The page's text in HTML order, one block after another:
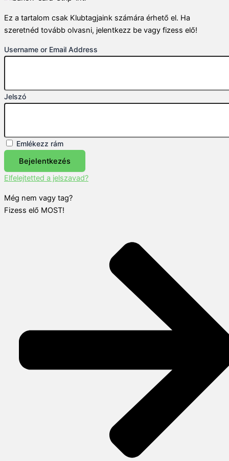
Ez a tartalom csak Klubtagjaink számára érhető el. Ha
szeretnéd tovább olvasni, jelentkezz be vagy fizess elő!
Username or Email Address
Jelszó
Emlékezz rám
Bejelentkezés
Elfelejtetted a jelszavad?
Még nem vagy tag?
Fizess elő MOST!